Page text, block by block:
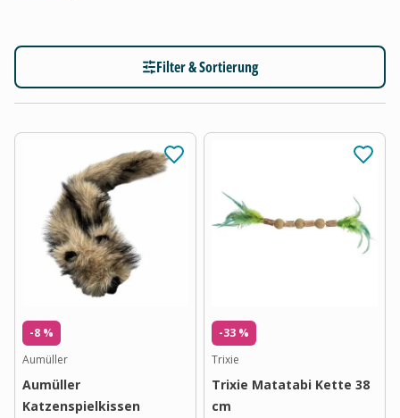
Filter & Sortierung
-8 %
Aumüller
Aumüller
Katzenspielkissen
-33 %
Trixie
Trixie Matatabi Kette 38
cm